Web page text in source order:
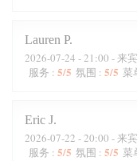
Lauren P
2026-07-24 - 21:00 - 来
服务 : 5/5 氛围 : 5/5 菜
Eric J
2026-07-22 - 20:00 - 来
服务 : 5/5 氛围 : 5/5 菜